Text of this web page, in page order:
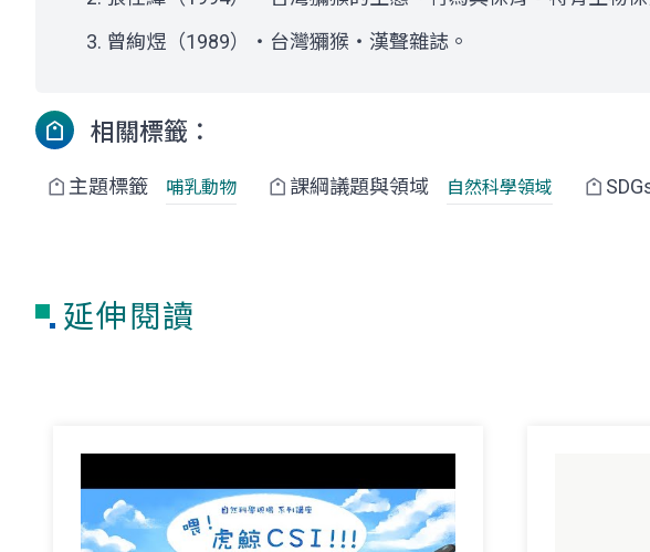
曾絢煜（1989）・台灣獼猴・漢聲雜誌。
相關標籤：
主題標籤 哺乳動物 課綱議題與領域 自然科學領域
延伸閱讀